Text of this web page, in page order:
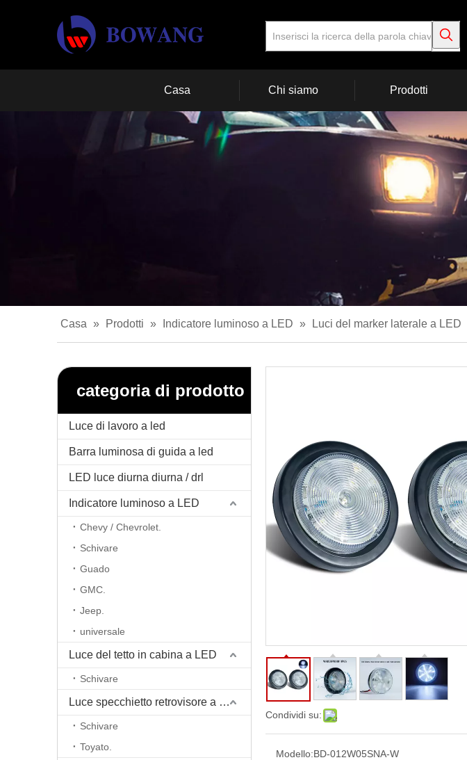
Casa Chi siamo Prodotti
Casa » Prodotti » Indicatore luminoso a LED » Luci del marker laterale a LED
categoria di prodotto
Luce di lavoro a led
Barra luminosa di guida a led
LED luce diurna diurna / drl
Indicatore luminoso a LED
Chevy / Chevrolet.
Schivare
Guado
GMC.
Jeep.
universale
Luce del tetto in cabina a LED
Schivare
Luce specchietto retrovisore a retrovisore a LED
Schivare
Toyato.
Condividi su:
Modello:BD-012W05SNA-W